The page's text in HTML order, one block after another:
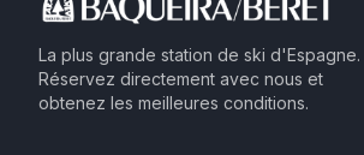
La plus grande station de ski d'Espagne.
Réservez directement avec nous et
obtenez les meilleures conditions.